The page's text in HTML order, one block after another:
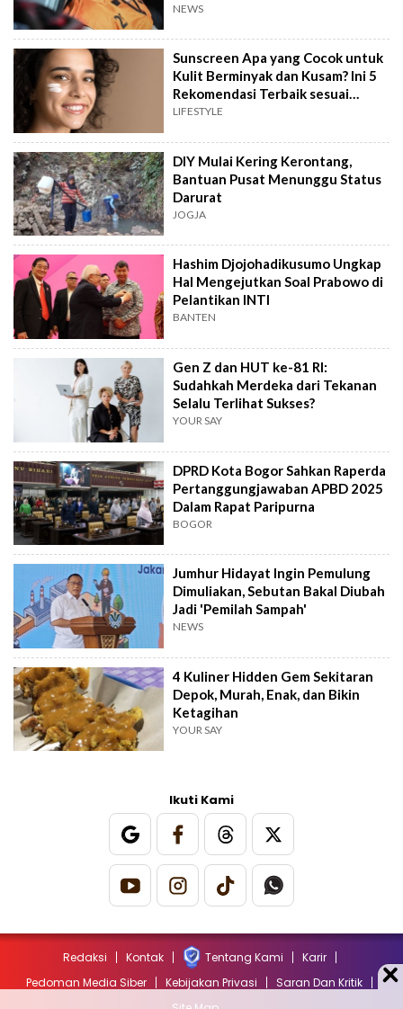
NEWS
Sunscreen Apa yang Cocok untuk
Kulit Berminyak dan Kusam? Ini 5
Rekomendasi Terbaik sesuai
Review
LIFESTYLE
DIY Mulai Kering Kerontang,
Bantuan Pusat Menunggu Status
Darurat
JOGJA
Hashim Djojohadikusumo Ungkap
Hal Mengejutkan Soal Prabowo di
Pelantikan INTI
BANTEN
Gen Z dan HUT ke-81 RI:
Sudahkah Merdeka dari Tekanan
Selalu Terlihat Sukses?
YOUR SAY
DPRD Kota Bogor Sahkan Raperda
Pertanggungjawaban APBD 2025
Dalam Rapat Paripurna
BOGOR
Jumhur Hidayat Ingin Pemulung
Dimuliakan, Sebutan Bakal Diubah
Jadi 'Pemilah Sampah'
NEWS
4 Kuliner Hidden Gem Sekitaran
Depok, Murah, Enak, dan Bikin
Ketagihan
YOUR SAY
Ikuti Kami
Redaksi Kontak Tentang Kami
Karir
Pedoman Media Siber
Kebijakan Privasi
Saran Dan Kritik